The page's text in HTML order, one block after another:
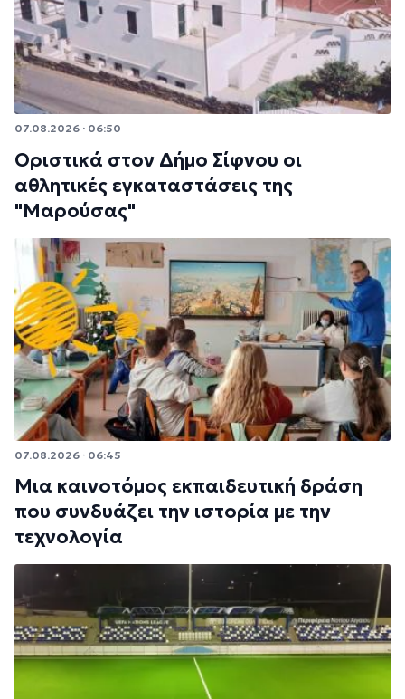
07.08.2026 · 06:50
Οριστικά στον Δήμο Σίφνου οι
αθλητικές εγκαταστάσεις της
"Μαρούσας"
07.08.2026 · 06:45
Μια καινοτόμος εκπαιδευτική δράση
που συνδυάζει την ιστορία με την
τεχνολογία